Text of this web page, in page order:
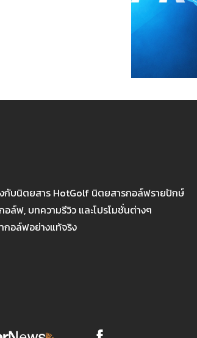
งกับนิตยสาร HotGolf นิตยสารกอล์ฟรายปักษ์
ล์ฟ, บทความรีวิว และโปรโมชั่นต่างๆ
กอล์ฟอย่างแท้จริง